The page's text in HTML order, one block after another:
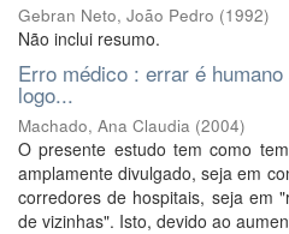
Gebran Neto, João Pedro (1992)
Não inclui resumo.
Erro médico : errar é
logo...
Machado, Ana Claudia (2004)
O presente estudo tem como
amplamente divulgado, seja em
corredores de hospitais, seja em
de vizinhas". Isto, devido ao